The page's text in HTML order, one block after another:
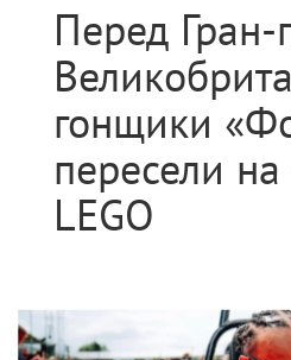
Перед Гран-
гонщики
пересели
LEGO